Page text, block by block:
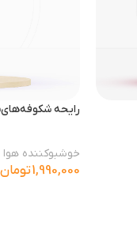
رایحه
خوشبوکننده هوا
1,990,000تومان